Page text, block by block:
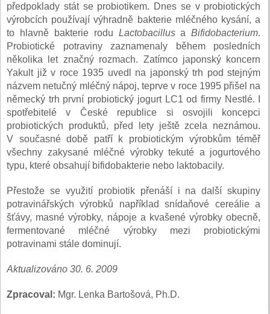
předpoklady stát se probiotikem. Dnes se v probiotických
výrobcích používají výhradně bakterie mléčného kysání, a
to hlavně bakterie rodu LactobacillusaBifidobacterium.
Probiotické potraviny zaznamenaly během posledních
několika let značný rozmach. Zatímco japonský koncern
Yakult již v roce 1935 uvedl na japonský trh pod stejným
názvem netučný mléčný nápoj, teprve v roce 1995 přišel na
německý trh první probiotický jogurt LC1 od firmy Nestlé. I
spotřebitelé v České republice si osvojili koncepci
probiotických produktů, před lety ještě zcela neznámou.
V současné době patří k probiotickým výrobkům téměř
všechny zakysané mléčné výrobky tekuté a jogurtového
typu, které obsahují bifidobakterie nebo laktobacily.
Přestože se využití probiotik přenáší i na další skupiny
potravinářských výrobků například snídaňové cereálie a
šťávy, masné výrobky, nápoje a kvašené výrobky obecně,
fermentované mléčné výrobky mezi probiotickými
potravinami stále dominují.
Aktualizováno 30. 6. 2009
Zpracoval: Mgr. Lenka Bartošová, Ph.D.